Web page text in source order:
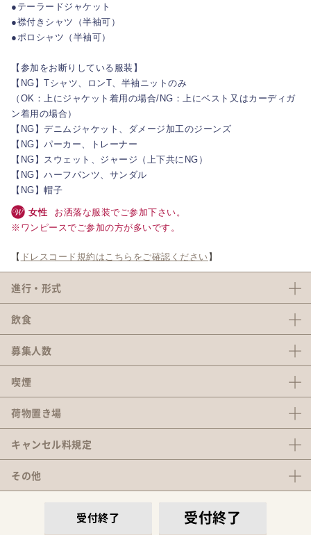
●テーラードジャケット
●襟付きシャツ（半袖可）
●ポロシャツ（半袖可）
【参加をお断りしている服装】
【NG】Tシャツ、ロンT、半袖ニットのみ
（OK：上にジャケット着用の場合/NG：上にベスト又はカーディガ
ン着用の場合）
【NG】デニムジャケット、ダメージ加工のジーンズ
【NG】パーカー、トレーナー
【NG】スウェット、ジャージ（上下共にNG）
【NG】ハーフパンツ、サンダル
【NG】帽子
女性
お洒落な服装でご参加下さい。
※ワンピースでご参加の方が多いです。
【 ドレスコード規約はこちらをご確認ください 】
進行・形式
飲食
募集人数
喫煙
荷物置き場
キャンセル料規定
その他
受付終了 受付終了